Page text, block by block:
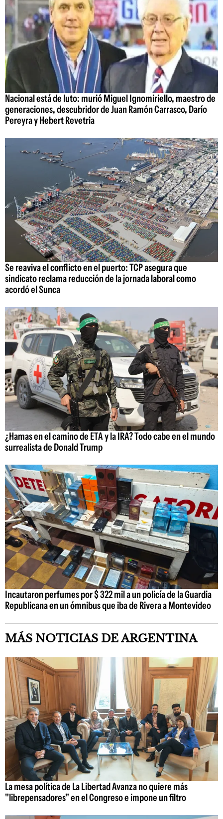
Nacional está de luto: murió Miguel Ignomiriello, maestro de
generaciones, descubridor de Juan Ramón Carrasco, Darío
Pereyra y Hebert Revetria
Se reaviva el conflicto en el puerto: TCP asegura que
sindicato reclama reducción de la jornada laboral como
acordó el Sunca
¿Hamas en el camino de ETA y la IRA? Todo cabe en el mundo
surrealista de Donald Trump
Incautaron perfumes por $ 322 mil a un policía de la Guardia
Republicana en un ómnibus que iba de Rivera a Montevideo
MÁS NOTICIAS DE ARGENTINA
La mesa política de La Libertad Avanza no quiere más
"librepensadores" en el Congreso e impone un filtro